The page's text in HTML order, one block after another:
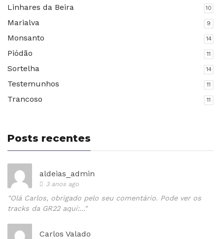
Linhares da Beira 10
Marialva 9
Monsanto 14
Piódão 11
Sortelha 14
Testemunhos 11
Trancoso 11
Posts recentes
aldeias_admin
3 anos ago
"Olá Carlos, obrigado pelo seu comentário. Pode ver os
tracks da GR22 aqui:..."
Carlos Valado